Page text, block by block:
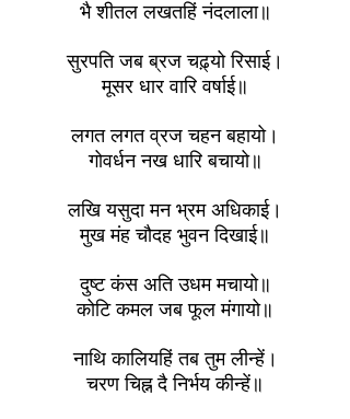
भै शीतल लखतहिं नंदलाला॥
सुरपति जब ब्रज चढ़्‌यो रिसाई।
मूसर धार वारि वर्षाई॥
लगत लगत व्रज चहन बहायो।
गोवर्धन नख धारि बचायो॥
लखि यसुदा मन भ्रम अधिकाई।
मुख मंह चौदह भुवन दिखाई॥
दुष्ट कंस अति उधम मचायो॥
कोटि कमल जब फूल मंगायो॥
नाथि कालियहिं तब तुम लीन्हें।
चरण चिह्न दै निर्भय कीन्हें॥